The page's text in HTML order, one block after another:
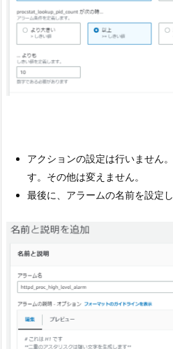
アクションの設定は行いません
す。その他は変えません。
最後に、アラームの名前を設定し